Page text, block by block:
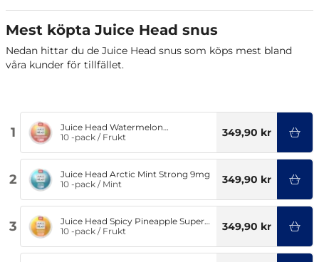
Mest köpta Juice Head snus
Nedan hittar du de Juice Head snus som köps mest bland
våra kunder för tillfället.
1
Juice Head Watermelon
Strawberry Regular 6mg
10 -pack / Frukt 349,90 kr
2
Juice Head Arctic Mint Strong 9mg
10 -pack / Mint 349,90 kr
3
Juice Head Spicy Pineapple Super
Stong 14mg
10 -pack / Frukt 349,90 kr